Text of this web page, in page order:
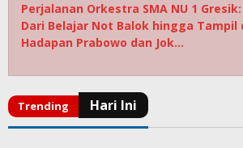
Perjalanan Orkestra SMA NU 1 Gresik:
Dari Belajar Not Balok hingga Tampil
Hadapan Prabowo dan Jok…